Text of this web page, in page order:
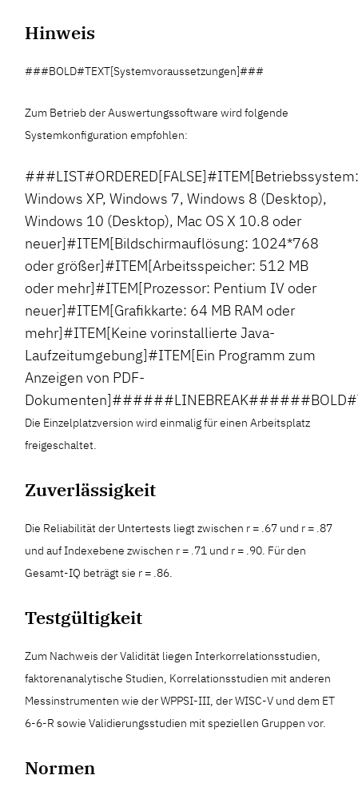
Hinweis
###BOLD#TEXT[Systemvoraussetzungen]###
Zum Betrieb der Auswertungssoftware wird folgende
Systemkonfiguration empfohlen:
Windows XP, Windows 7, Windows 8 (Desktop),
Windows 10 (Desktop), Mac OS X 10.8 oder
neuer]#ITEM[Bildschirmauflösung: 1024*768
oder größer]#ITEM[Arbeitsspeicher: 512 MB
oder mehr]#ITEM[Prozessor: Pentium IV oder
neuer]#ITEM[Grafikkarte: 64 MB RAM oder
mehr]#ITEM[Keine vorinstallierte Java-
Laufzeitumgebung]#ITEM[Ein Programm zum
Anzeigen von PDF-
Die Einzelplatzversion wird einmalig für einen Arbeitsplatz
freigeschaltet.
Zuverlässigkeit
Die Reliabilität der Untertests liegt zwischen r = .67 und r = .87
und auf Indexebene zwischen r = .71 und r = .90. Für den
Gesamt-IQ beträgt sie r = .86.
Testgültigkeit
Zum Nachweis der Validität liegen Interkorrelationsstudien,
faktorenanalytische Studien, Korrelationsstudien mit anderen
Messinstrumenten wie der WPPSI-III, der WISC-V und dem ET
6-6-R sowie Validierungsstudien mit speziellen Gruppen vor.
Normen